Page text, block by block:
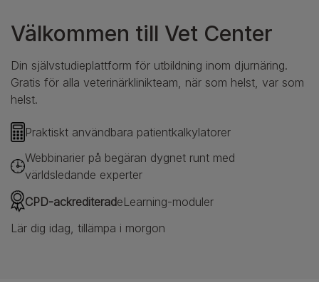
Välkommen till Vet Center
Din självstudieplattform för utbildning inom djurnäring.
Gratis för alla veterinärklinikteam, när som helst, var som
helst.
Praktiskt användbara patientkalkylatorer
Webbinarier på begäran dygnet runt med
världsledande experter
CPD-ackrediteradeLearning-moduler
Lär dig idag, tillämpa i morgon